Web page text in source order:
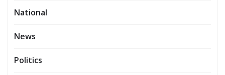
National
News
Politics